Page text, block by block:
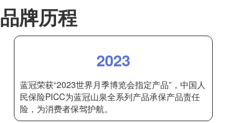
品牌历程
2023
蓝冠荣获“2023世界月季博览会指定产品”，中国人
民保险PICC为蓝冠山泉全系列产品承保产品责任
险，为消费者保驾护航。